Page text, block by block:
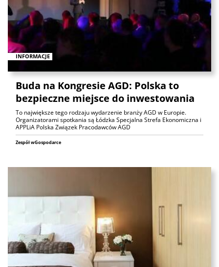
INFORMACJE
Buda na Kongresie AGD: Polska to
bezpieczne miejsce do inwestowania
To największe tego rodzaju wydarzenie branży AGD w Europie.
Organizatorami spotkania są Łódzka Specjalna Strefa Ekonomiczna i
APPLiA Polska Związek Pracodawców AGD
Zespół wGospodarce